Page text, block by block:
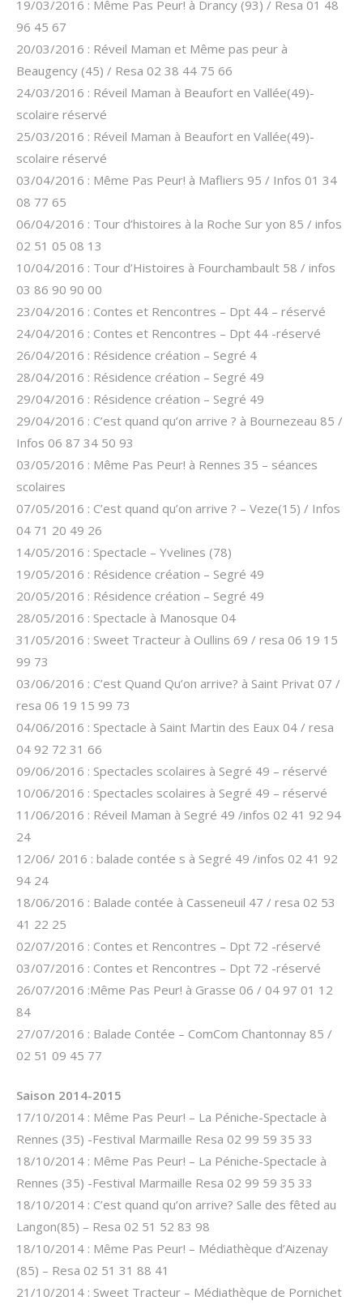
19/03/2016 : Même Pas Peur! à Drancy (93) / Resa 01 48
96 45 67
20/03/2016 : Réveil Maman et Même pas peur à
Beaugency (45) / Resa 02 38 44 75 66
24/03/2016 : Réveil Maman à Beaufort en Vallée(49)-
scolaire réservé
25/03/2016 : Réveil Maman à Beaufort en Vallée(49)-
scolaire réservé
03/04/2016 : Même Pas Peur! à Mafliers 95 / Infos 01 34
08 77 65
06/04/2016 : Tour d’histoires à la Roche Sur yon 85 / infos
02 51 05 08 13
10/04/2016 : Tour d’Histoires à Fourchambault 58 / infos
03 86 90 90 00
23/04/2016 : Contes et Rencontres – Dpt 44 – réservé
24/04/2016 : Contes et Rencontres – Dpt 44 -réservé
26/04/2016 : Résidence création – Segré 4
28/04/2016 : Résidence création – Segré 49
29/04/2016 : Résidence création – Segré 49
29/04/2016 : C’est quand qu’on arrive ? à Bournezeau 85 /
Infos 06 87 34 50 93
03/05/2016 : Même Pas Peur! à Rennes 35 – séances
scolaires
07/05/2016 : C’est quand qu’on arrive ? – Veze(15) / Infos
04 71 20 49 26
14/05/2016 : Spectacle – Yvelines (78)
19/05/2016 : Résidence création – Segré 49
20/05/2016 : Résidence création – Segré 49
28/05/2016 : Spectacle à Manosque 04
31/05/2016 : Sweet Tracteur à Oullins 69 / resa 06 19 15
99 73
03/06/2016 : C’est Quand Qu’on arrive? à Saint Privat 07 /
resa 06 19 15 99 73
04/06/2016 : Spectacle à Saint Martin des Eaux 04 / resa
04 92 72 31 66
09/06/2016 : Spectacles scolaires à Segré 49 – réservé
10/06/2016 : Spectacles scolaires à Segré 49 – réservé
11/06/2016 : Réveil Maman à Segré 49 /infos 02 41 92 94
24
12/06/ 2016 : balade contée s à Segré 49 /infos 02 41 92
94 24
18/06/2016 : Balade contée à Casseneuil 47 / resa 02 53
41 22 25
02/07/2016 : Contes et Rencontres – Dpt 72 -réservé
03/07/2016 : Contes et Rencontres – Dpt 72 -réservé
26/07/2016 :Même Pas Peur! à Grasse 06 / 04 97 01 12
84
27/07/2016 : Balade Contée – ComCom Chantonnay 85 /
02 51 09 45 77
Saison 2014-2015
17/10/2014 : Même Pas Peur! – La Péniche-Spectacle à
Rennes (35) -Festival Marmaille Resa 02 99 59 35 33
18/10/2014 : Même Pas Peur! – La Péniche-Spectacle à
Rennes (35) -Festival Marmaille Resa 02 99 59 35 33
18/10/2014 : C’est quand qu’on arrive? Salle des fêted au
Langon(85) – Resa 02 51 52 83 98
18/10/2014 : Même Pas Peur! – Médiathèque d’Aizenay
(85) – Resa 02 51 31 88 41
21/10/2014 : Sweet Tracteur – Médiathèque de Pornichet